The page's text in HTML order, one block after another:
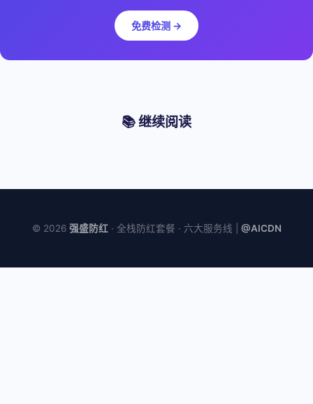
免费检测 →
📚 继续阅读
© 2026 强盛防红· 全栈防红套餐 · 六大服务线 | @AICDN